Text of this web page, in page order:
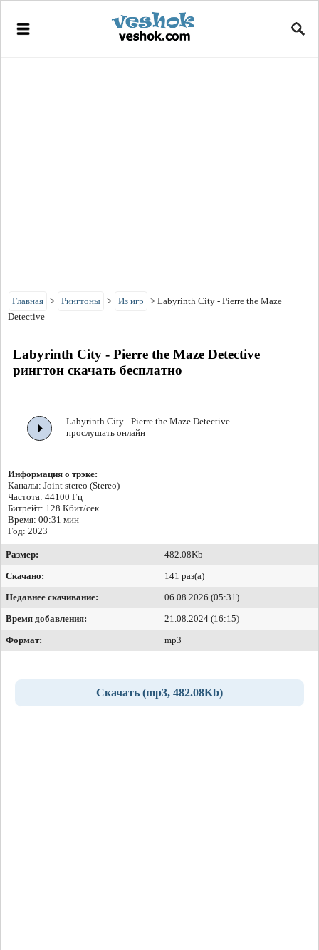
Главная > Рингтоны > Из игр > Labyrinth City - Pierre the Maze
Detective
Labyrinth City - Pierre the Maze Detective
рингтон скачать бесплатно
Labyrinth City - Pierre the Maze Detective
прослушать онлайн
Информация о трэке:
Каналы: Joint stereo (Stereo)
Частота: 44100 Гц
Битрейт: 128 Кбит/сек.
Время: 00:31 мин
Год: 2023
Размер:
482.08Kb
Скачано:
141 раз(а)
Недавнее скачивание:
06.08.2026 (05:31)
Время добавления:
21.08.2024 (16:15)
Формат:
mp3
Скачать (mp3, 482.08Kb)